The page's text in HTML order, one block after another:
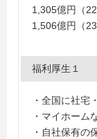
1,305億円（
1,506億円（
福利厚生１
・全国に社宅
・マイホーム
・自社保有の